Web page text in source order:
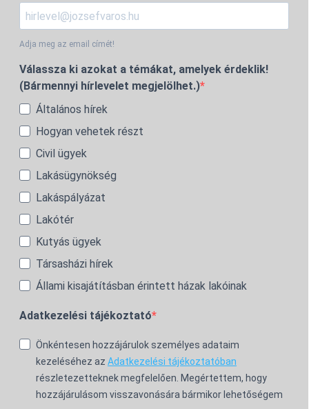
Adja meg az email címét!
Válassza ki azokat a témákat, amelyek érdeklik!
(Bármennyi hírlevelet megjelölhet.)
Általános hírek
Hogyan vehetek részt
Civil ügyek
Lakásügynökség
Lakáspályázat
Lakótér
Kutyás ügyek
Társasházi hírek
Állami kisajátításban érintett házak lakóinak
Adatkezelési tájékoztató
Önkéntesen hozzájárulok személyes adataim
kezeléséhez az Adatkezelési tájékoztatóban
részletezetteknek megfelelően. Megértettem, hogy
hozzájárulásom visszavonására bármikor lehetőségem